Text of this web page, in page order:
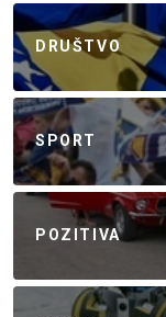
DRUŠTVO
SPORT
POZITIVA